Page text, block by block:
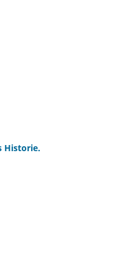
Historie.